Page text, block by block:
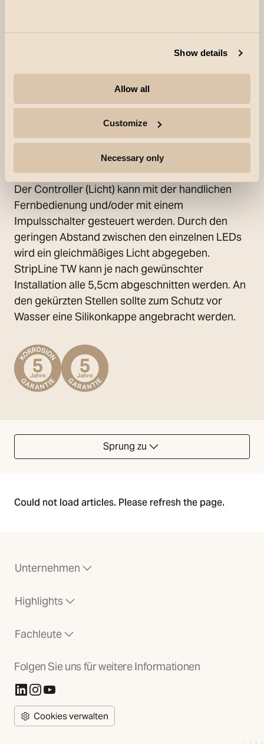
Show details
Allow all
Customize
Necessary only
lässt. Die Frontabschirmung ist auch als
Meterware erhältlich, damit sehr lange,
zusammenhängende Fronten gestaltet werden
können (Die Abschirmung auf der Rolle passt
nicht zu den Profilen Soft und Slim. Dies gilt auch
für die Rund-Abschirmung). Für die
Stromversorgung der StripLine TW sind ein
Treiber und ein Controller erforderlich.
Der Controller (Licht) kann mit der handlichen
Fernbedienung und/oder mit einem
Impulsschalter gesteuert werden. Durch den
geringen Abstand zwischen den einzelnen LEDs
wird ein gleichmäßiges Licht abgegeben.
StripLine TW kann je nach gewünschter
Installation alle 5,5cm abgeschnitten werden. An
den gekürzten Stellen sollte zum Schutz vor
Wasser eine Silikonkappe angebracht werden.
Sprung zu
Could not load articles. Please refresh the page.
Unternehmen
Highlights
Fachleute
Folgen Sie uns für weitere Informationen
(Öffnet in neuer Registerkarte)
(Öffnet in neuer Registerkarte)
(Öffnet in neuer Registerkarte)
Cookies verwalten